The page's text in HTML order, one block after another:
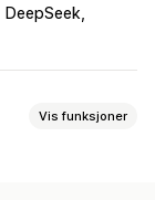
DeepSeek
Vis funksjoner